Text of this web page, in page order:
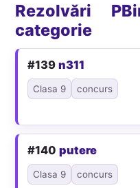
Rezolvări
categorie
#139n311
Clasa 9 concurs
#140putere
Clasa 9 concurs